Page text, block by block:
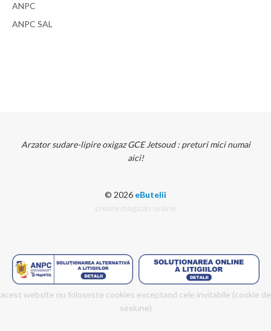
ANPC
ANPC SAL
Arzator sudare-lipire oxigaz GCE Jetsoud : preturi mici numai
aici!
© 2026 eButelii
creare magazin online
acest website nu foloseste cookies exceptand cele invitabile (cookie de
sesiune)